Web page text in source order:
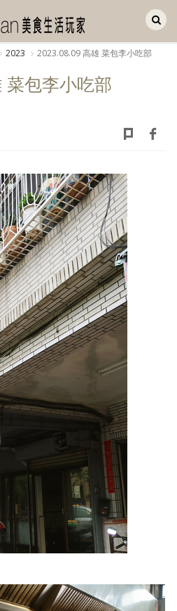
2023 2023.08.09 高雄 菜包李小吃部
菜包李小吃部